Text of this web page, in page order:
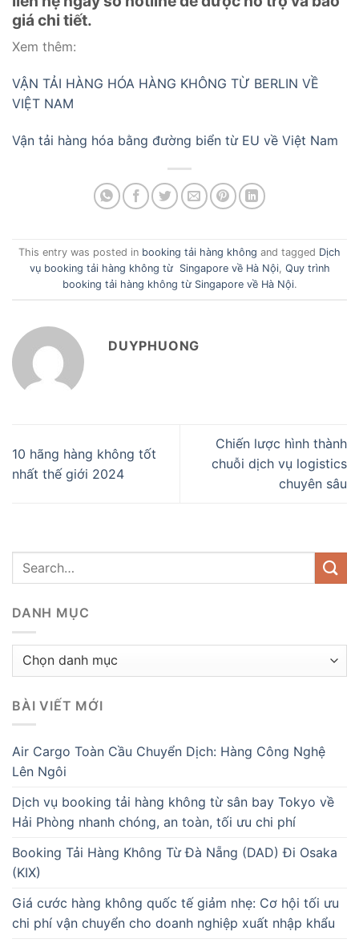
giá chi tiết.
Xem thêm:
VẬN TẢI HÀNG HÓA HÀNG KHÔNG TỪ BERLIN VỀ
VIỆT NAM
Vận tải hàng hóa bằng đường biển từ EU về Việt Nam
This entry was posted in booking tải hàng không and tagged Dịch
vụ booking tải hàng không từ Singapore về Hà Nội, Quy trình
booking tải hàng không từ Singapore về Hà Nội.
DUYPHUONG
10 hãng hàng không tốt
nhất thế giới 2024
Chiến lược hình thành
chuỗi dịch vụ logistics
chuyên sâu
DANH MỤC
Danh
BÀI VIẾT MỚI
Air Cargo Toàn Cầu Chuyển Dịch: Hàng Công Nghệ
Lên Ngôi
Dịch vụ booking tải hàng không từ sân bay Tokyo về
Hải Phòng nhanh chóng, an toàn, tối ưu chi phí
Booking Tải Hàng Không Từ Đà Nẵng (DAD) Đi Osaka
(KIX)
Giá cước hàng không quốc tế giảm nhẹ: Cơ hội tối ưu
chi phí vận chuyển cho doanh nghiệp xuất nhập khẩu